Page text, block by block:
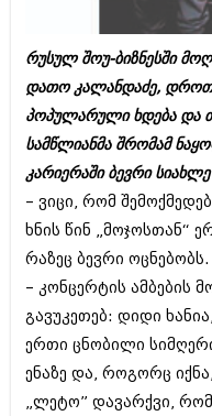
ავტორჩევები
ბელადები
ბიზნესსიახლეები
გვარები
თემიდას სასწორი
იუმორი
კალეიდოსკოპი
ჰოროსკოპი და
კრიმინალი
გვარები
თემიდას სასწორი
იუმორი
კალეიდოსკოპი
ჰოროსკოპი და
კრიმინალი
რომანი და დეტექტივი
სახალისო ამბები
შოუბიზნესი
რუსულ შოუ-ბიზნესში
დათო კალანდაძე,
პოპულარული ხდება და
სამწლიანმა შრომამ
კარიერაში ბევრი სიახლე
– ვიცი, რომ
ხნის წინ „მოჯოსთან“
რაზეც ბევრი ოცნებობს.
– კონცერტის ამბების
გავუკეთებ: დიდი
ერთი ცნობილი
ენაზე და, როგორც
„ლეტო” დავარქვი,